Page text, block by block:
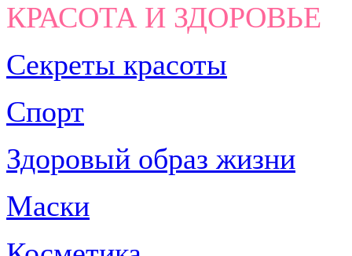
КРАСОТА И ЗДОРОВЬЕ
Секреты красоты
Спорт
Здоровый образ жизни
Маски